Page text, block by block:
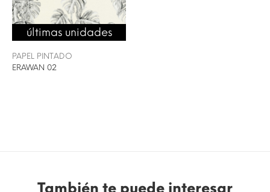
últimas unidades
PAPEL PINTADO
ERAWAN 02
También te puede interesar